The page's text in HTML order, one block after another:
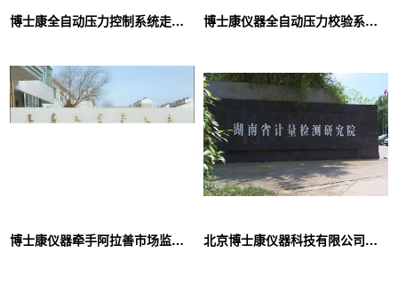
博士康全自动压力控制系统走进中石油大庆油田 博士康仪器全自动压力校验系统入驻科技大学
博士康仪器牵手阿拉善市场监督管理局 北京博士康仪器科技有限公司为湖南省计量检测研究院提供压力校验设备